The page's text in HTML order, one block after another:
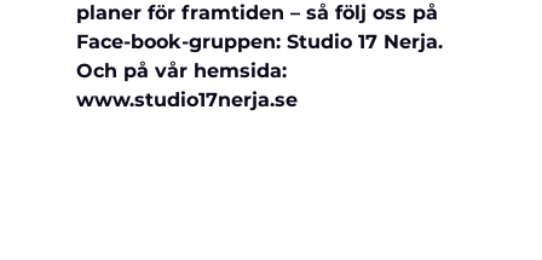
planer för framtiden – så följ oss på
Face-book-gruppen: Studio 17 Nerja.
Och på vår hemsida:
www.studio17nerja.se